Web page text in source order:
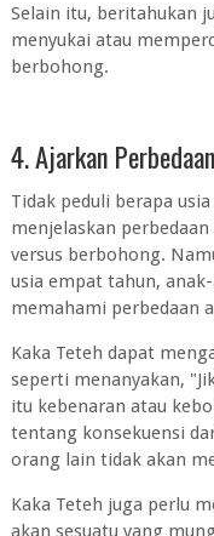
Selain itu, beritahukan
menyukai atau
berbohong.
4. Ajarkan
Tidak peduli berapa
menjelaskan
versus berbohong.
usia empat tahun,
memahami perbedaan
Kaka Teteh dapat
seperti menanyakan,
itu kebenaran atau
tentang konsekuensi
orang lain tidak akan
Kaka Teteh juga perlu
akan sesuatu yang